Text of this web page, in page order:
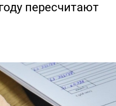
пересчитают